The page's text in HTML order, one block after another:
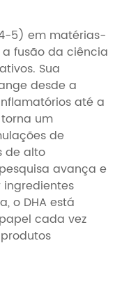
5) em matérias-
fusão da ciência
Sua
desde a
até a
um
de
de alto
avança e
o DHA está
cada vez